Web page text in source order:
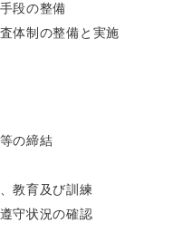
段の整備
体制の整備と実施
の締結
教育及び訓練
守状況の確認